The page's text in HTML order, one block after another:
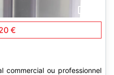
€
commercial ou professionnel